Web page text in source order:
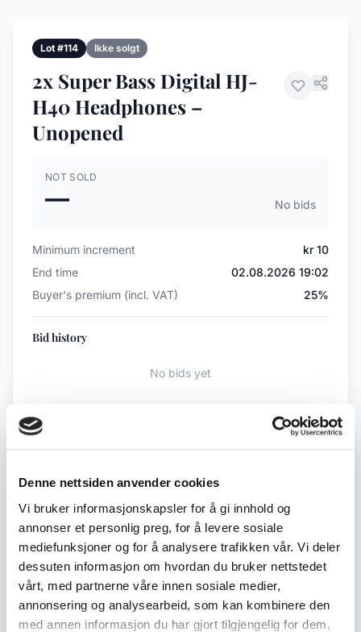
Denne nettsiden anvender cookies
Vi bruker informasjonskapsler for å gi innhold og
annonser et personlig preg, for å levere sosiale
mediefunksjoner og for å analysere trafikken vår. Vi deler
dessuten informasjon om hvordan du bruker nettstedet
vårt, med partnerne våre innen sosiale medier,
annonsering og analysearbeid, som kan kombinere den
med annen informasjon du har gjort tilgjengelig for dem,
Lot #114 Ikke solgt
2x Super Bass Digital HJ-
H40 Headphones –
Unopened
NOT SOLD
— No bids
Minimum increment
kr 10
End time
02.08.2026 19:02
Buyer's premium (incl. VAT)
25%
Bid history
No bids yet
#113 #115
Description